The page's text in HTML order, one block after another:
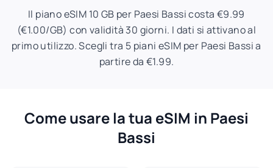
Il piano eSIM 10 GB per Paesi Bassi costa €9.99
(€1.00/GB) con validità 30 giorni. I dati si attivano al
primo utilizzo. Scegli tra 5 piani eSIM per Paesi Bassi a
partire da €1.99.
Come usare la tua eSIM in Paesi
Bassi